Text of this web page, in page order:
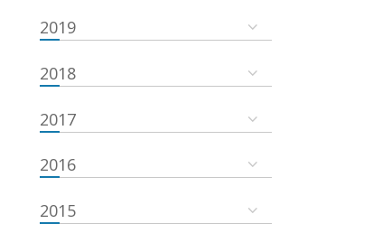
2019
2018
2017
2016
2015